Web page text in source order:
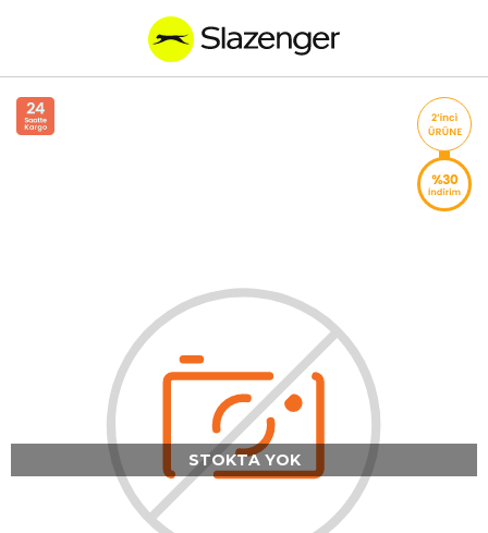
STOKTA YOK